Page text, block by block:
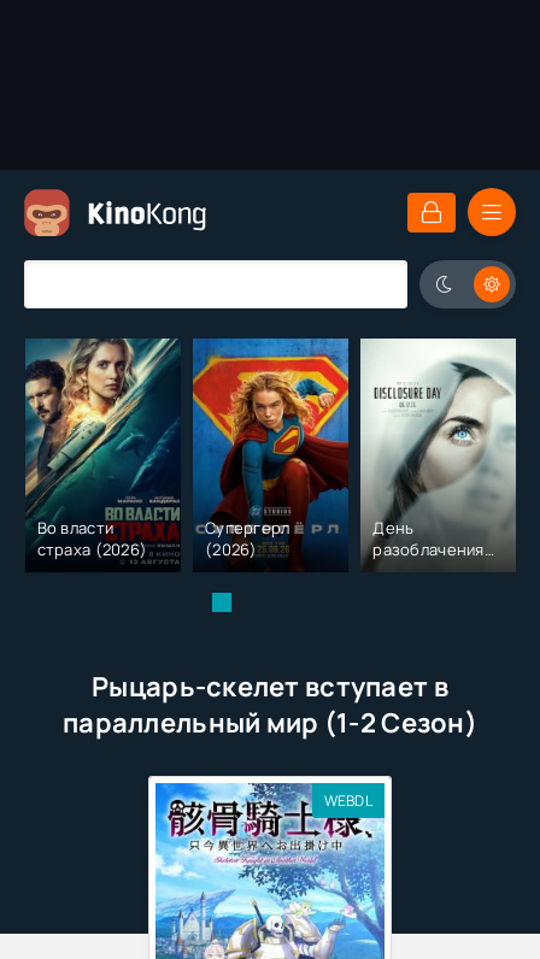
Во власти
страха (2026)
Супергерл
(2026)
День
разоблачения
(2026)
Рыцарь-скелет вступает в
параллельный мир (1-2 Сезон)
WEBDL